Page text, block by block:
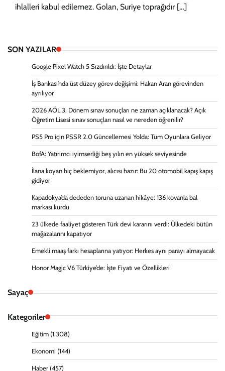
ihlalleri kabul edilemez. Golan, Suriye toprağıdır […]
SON YAZILAR
Google Pixel Watch 5 Sızdırıldı: İşte Detaylar
İş Bankası’nda üst düzey görev değişimi: Hakan Aran görevinden
ayrılıyor
2026 AÖL 3. Dönem sınav sonuçları ne zaman açıklanacak? Açık
Öğretim Lisesi sınav sonuçları nasıl ve nereden öğrenilir?
PS5 Pro için PSSR 2.0 Güncellemesi Yolda: Tüm Oyunlara Geliyor
BofA: Yatırımcı iyimserliği beş yılın en yüksek seviyesinde
İlana koyan hiç beklemiyor, alıcısı hazır: Bu 20 otomobil kapış kapış
gidiyor
Kapadokya’da dededen toruna uzanan hikâye: 136 kovanla bal
markası kurdu
23 ülkede faaliyet gösteren Türk devi kararını verdi: Ülkedeki bütün
mağazalarını kapatıyor
Emekli maaş farkı hesaplarına yatıyor: Herkes aynı parayı almayacak
Honor Magic V6 Türkiye’de: İşte Fiyatı ve Özellikleri
Sayaç
Kategoriler
Eğitim (1.308)
Ekonomi (144)
Haber (457)